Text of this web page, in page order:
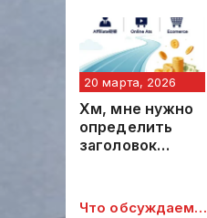
формированию
финансовой
подушки
безопасности
20 марта, 2026
Хм, мне нужно
определить
заголовок
пользователь
Что обсуждаем…